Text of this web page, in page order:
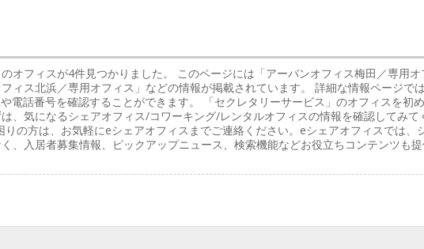
オフィスが4件見つかりました。 このページには「アーバンオフィス梅田／専用
ィス北浜／専用オフィス」などの情報が掲載されています。 詳細な情報ページで
電話番号を確認することができます。 「セクレタリーサービス」のオフィスを初
、気になるシェアオフィス/コワーキング/レンタルオフィスの情報を確認してみ
の方は、お気軽にeシェアオフィスまでご連絡ください。eシェアオフィスでは、
、入居者募集情報、ピックアップニュース、検索機能などお役立ちコンテンツも